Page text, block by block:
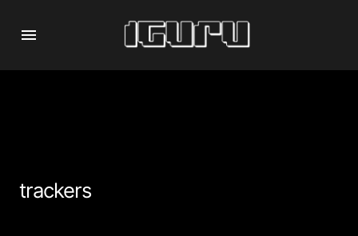
trackers